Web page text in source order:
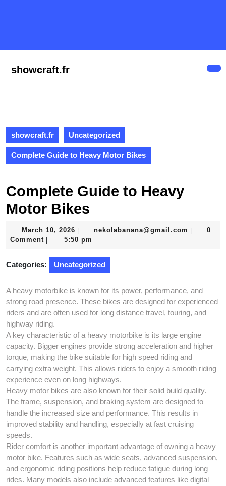
showcraft.fr
showcraft.fr Uncategorized
Complete Guide to Heavy Motor Bikes
Complete Guide to Heavy
Motor Bikes
March 10, 2026 March
10,
nekolabanana@gmail.com
0
Comment
5:50 pm
Categories: Uncategorized
A heavy motorbike is known for its power, performance, and
strong road presence. These bikes are designed for experienced
riders and are often used for long distance travel, touring, and
highway riding.
A key characteristic of a heavy motorbike is its large engine
capacity. Bigger engines provide strong acceleration and higher
torque, making the bike suitable for high speed riding and
carrying extra weight. This allows riders to enjoy a smooth riding
experience even on long highways.
Heavy motor bikes are also known for their solid build quality.
The frame, suspension, and braking system are designed to
handle the increased size and performance. This results in
improved stability and handling, especially at fast cruising
speeds.
Rider comfort is another important advantage of owning a heavy
motor bike. Features such as wide seats, advanced suspension,
and ergonomic riding positions help reduce fatigue during long
rides. Many models also include advanced features like digital